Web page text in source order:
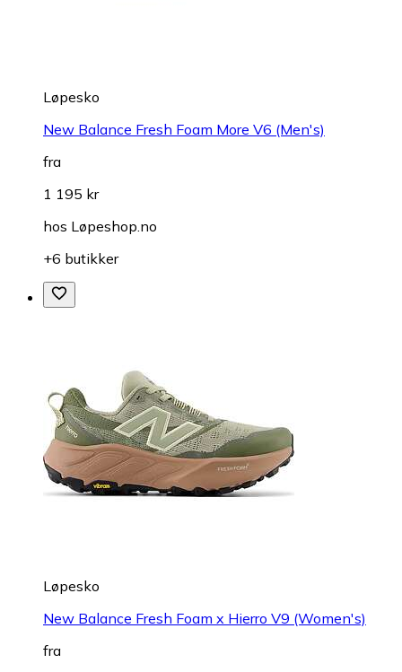
Løpesko
New Balance Fresh Foam More V6 (Men's)
fra
1 195 kr
hos Løpeshop.no
+6 butikker
Løpesko
New Balance Fresh Foam x Hierro V9 (Women's)
fra